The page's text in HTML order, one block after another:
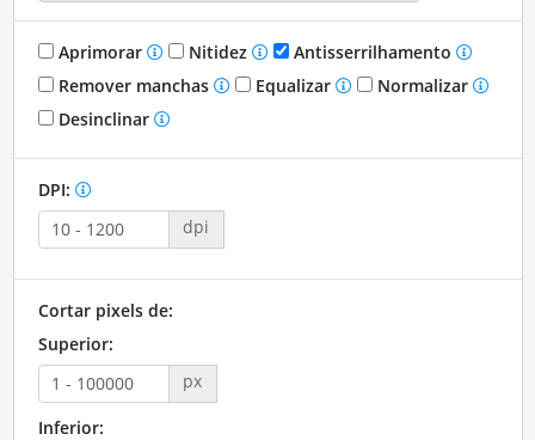
Aprimorar Nitidez
Antisserrilhamento
Remover manchas
Equalizar
Normalizar
Desinclinar
DPI:
dpi
Cortar pixels de:
Superior:
px
Inferior: